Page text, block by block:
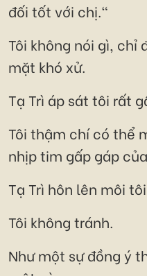
đối tốt với chị."
Tôi không nói gì, chỉ
mặt khó xử.
Tạ Trì áp sát tôi rất
Tôi thậm chí có thể
nhịp tim gấp gáp
Tạ Trì hôn lên môi
Tôi không tránh.
Như một sự đồng ý